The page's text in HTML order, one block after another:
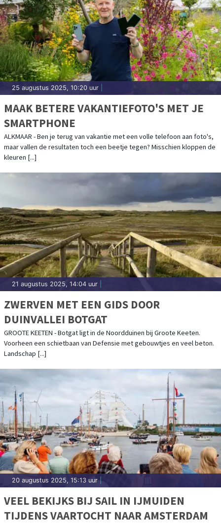
25 augustus 2025, 10:20 uur
MAAK BETERE VAKANTIEFOTO'S MET JE
SMARTPHONE
ALKMAAR - Ben je terug van vakantie met een volle telefoon aan foto's,
maar vallen de resultaten toch een beetje tegen? Misschien kloppen de
kleuren [...]
21 augustus 2025, 14:04 uur
ZWERVEN MET EEN GIDS DOOR
DUINVALLEI BOTGAT
GROOTE KEETEN - Botgat ligt in de Noordduinen bij Groote Keeten.
Voorheen een schietbaan van Defensie met gebouwtjes en veel beton.
Landschap [...]
20 augustus 2025, 15:13 uur
VEEL BEKIJKS BIJ SAIL IN IJMUIDEN
TIJDENS VAARTOCHT NAAR AMSTERDAM